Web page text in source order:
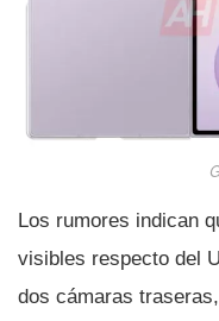
Los rumores indican
visibles respecto del
dos cámaras